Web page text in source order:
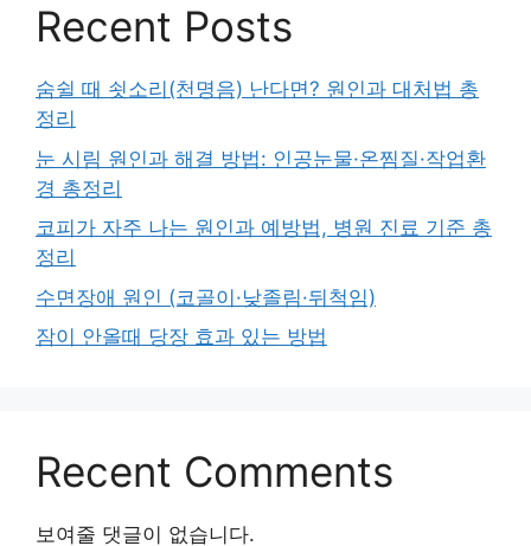
Recent Posts
숨쉴 때 쇳소리(천명음) 난다면? 원인과 대처법 총
정리
눈 시림 원인과 해결 방법: 인공눈물·온찜질·작업환
경 총정리
코피가 자주 나는 원인과 예방법, 병원 진료 기준 총
정리
수면장애 원인 (코골이·낮졸림·뒤척임)
잠이 안올때 당장 효과 있는 방법
Recent Comments
보여줄 댓글이 없습니다.